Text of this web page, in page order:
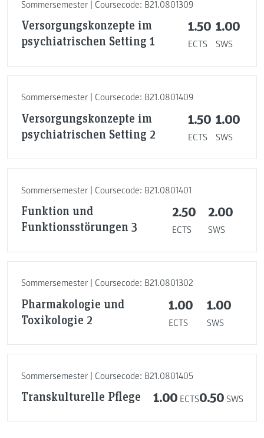
Sommersemester | Coursecode: B21.0801309
Versorgungskonzepte im
psychiatrischen Setting 1
1.50
ECTS
1.00
SWS
Sommersemester | Coursecode: B21.0801409
Versorgungskonzepte im
psychiatrischen Setting 2
1.50
ECTS
1.00
SWS
Sommersemester | Coursecode: B21.0801401
Funktion und
Funktionsstörungen 3
2.50
ECTS
2.00
SWS
Sommersemester | Coursecode: B21.0801302
Pharmakologie und
Toxikologie 2
1.00
ECTS
1.00
SWS
Sommersemester | Coursecode: B21.0801405
Transkulturelle Pflege 1.00 ECTS0.50 SWS